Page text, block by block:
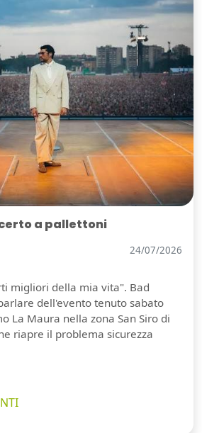
a pallettoni
24/07/2026
migliori della mia vita". Bad
dell'evento tenuto sabato
La Maura nella zona San Siro di
riapre il problema sicurezza